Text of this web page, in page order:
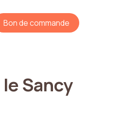
Bon de commande
leSancy